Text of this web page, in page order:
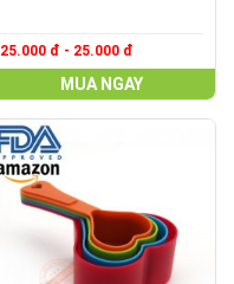
25.000 đ - 25.000 đ
MUA NGAY